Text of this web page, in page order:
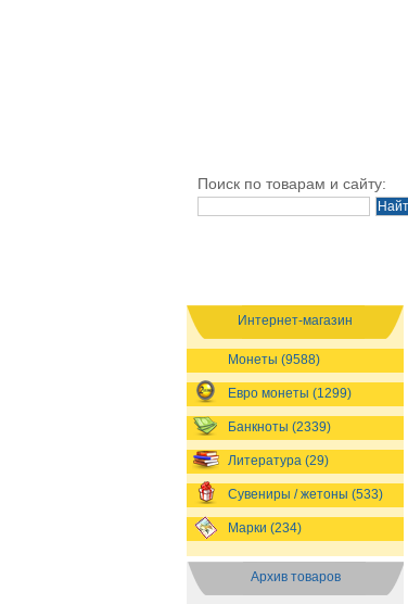
Поиск по товарам и сайту:
Интернет-магазин
Монеты (9588)
Евро монеты (1299)
Банкноты (2339)
Литература (29)
Сувениры / жетоны (533)
Марки (234)
Архив товаров